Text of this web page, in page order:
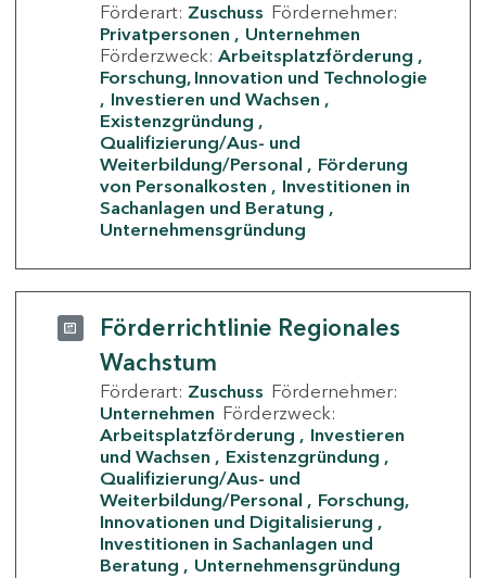
Förderart: Zuschuss Fördernehmer:
Privatpersonen
Unternehmen
Förderzweck: Arbeitsplatzförderung
Forschung, Innovation und Technologie
Investieren und Wachsen
Existenzgründung
Qualifizierung/Aus- und
Weiterbildung/Personal
Förderung
von Personalkosten
Investitionen in
Sachanlagen und Beratung
Unternehmensgründung
Förderrichtlinie Regionales
Wachstum
Förderart: Zuschuss Fördernehmer:
Unternehmen Förderzweck:
Arbeitsplatzförderung
Investieren
und Wachsen
Existenzgründung
Qualifizierung/Aus- und
Weiterbildung/Personal
Forschung,
Innovationen und Digitalisierung
Investitionen in Sachanlagen und
Beratung
Unternehmensgründung